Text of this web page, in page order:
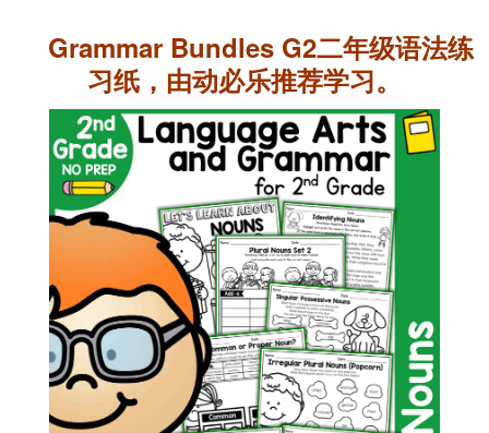
Grammar Bundles G2二年级语法练
习纸，由动必乐推荐学习。